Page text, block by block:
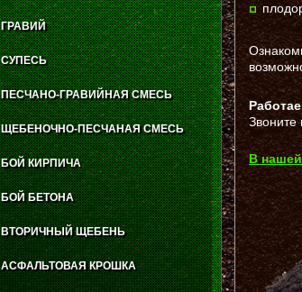
Звоните
В
ГРАВИЙ
СУПЕСЬ
ПЕСЧАНО-ГРАВИЙНАЯ СМЕСЬ
ЩЕБЕНОЧНО-ПЕСЧАНАЯ СМЕСЬ
БОЙ КИРПИЧА
БОЙ БЕТОНА
ВТОРИЧНЫЙ ЩЕБЕНЬ
АСФАЛЬТОВАЯ КРОШКА